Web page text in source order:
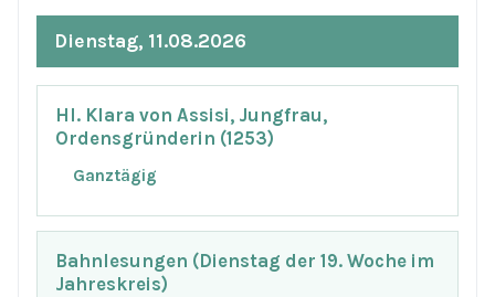
Dienstag, 11.08.2026
Hl. Klara von Assisi, Jungfrau,
Ordensgründerin (1253)
Ganztägig
Bahnlesungen (Dienstag der 19. Woche im
Jahreskreis)